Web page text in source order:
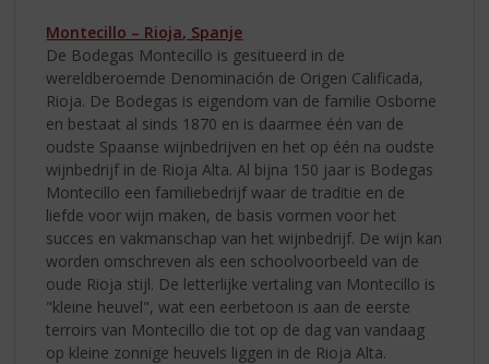
Montecillo – Rioja, Spanje
De Bodegas Montecillo is gesitueerd in de
wereldberoemde Denominación de Origen Calificada,
Rioja. De Bodegas is eigendom van de familie Osborne
en bestaat al sinds 1870 en is daarmee één van de
oudste Spaanse wijnbedrijven en het op één na oudste
wijnbedrijf in de Rioja Alta. Al bijna 150 jaar is Bodegas
Montecillo een familiebedrijf waar de traditie en de
liefde voor wijn maken, de basis vormen voor het
succes en vakmanschap van het wijnbedrijf. De wijn kan
worden omschreven als een schoolvoorbeeld van de
oude Rioja stijl. De letterlijke vertaling van Montecillo is
"kleine heuvel", wat een eerbetoon is aan de eerste
terroirs van Montecillo die tot op de dag van vandaag
op kleine zonnige heuvels liggen in de Rioja Alta.